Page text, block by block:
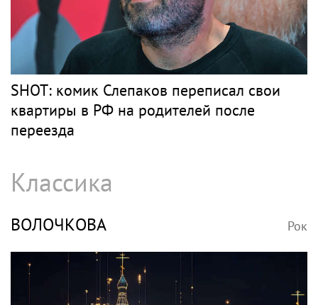
SHOT: комик Слепаков переписал свои
квартиры в РФ на родителей после
переезда
Классика
ВОЛОЧКОВА Рок